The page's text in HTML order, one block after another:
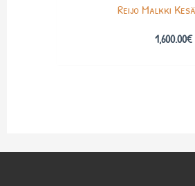
Reijo Malkki
1,600.00€